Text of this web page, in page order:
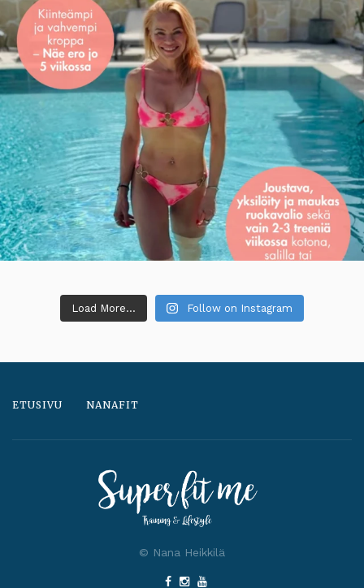
Load More... Follow on Instagram
ETUSIVU NANAFIT
© Nana Heikkilä